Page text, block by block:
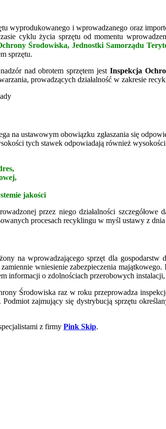
wyprodukowanego i wprowadzanego oraz
cyklu życia sprzętu od momentu
Środowiska, Jednostki Samorządu
sprzętu.
nad obrotem sprzętem jestInspekcja
prowadzących działalność w zakresie
na ustawowym obowiązku zgłaszania się
tych stawek odpowiadają również
jakości
przez niego działalności
procesach recyklingu w myśl ustawy z
na wprowadzającego sprzęt dla
wniesienie zabezpieczenia
informacji o zdolnościach przerobowych
Środowiska raz w roku przeprowadza
zajmujący się dystrybucją sprzętu
z firmy Pink Skip.